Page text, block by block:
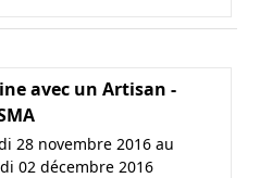
avec un Artisan -
28 novembre 2016 au
02 décembre 2016